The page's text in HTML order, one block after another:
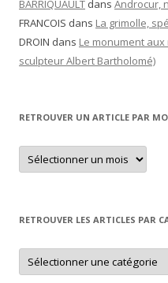
BARRIQUAULT dans Androcur,
FRANCOIS dans La grimolle,
DROIN dans Le monument aux
sculpteur Albert Bartholomé)
RETROUVER UN ARTICLE PAR
Retrouver
un
article
RETROUVER LES ARTICLES PAR
Retrouver
les
articles